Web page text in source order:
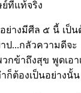
ที่แท้จริง
างมีศีล ๕ นี้ เป็
...กลัวความดีจ
ข้าถึงสุข พูดเอ
ก็ต้องเป็นอย่าง